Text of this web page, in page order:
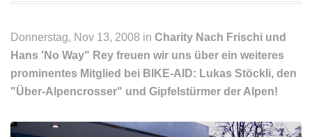
Donnerstag, Nov 13, 2008 in Charity Nach Frischi und
Hans 'No Way" Rey freuen wir uns über ein weiteres
prominentes Mitglied bei BIKE-AID: Lukas Stöckli, den
"Über-Alpencrosser" und Gipfelstürmer der Alpen!